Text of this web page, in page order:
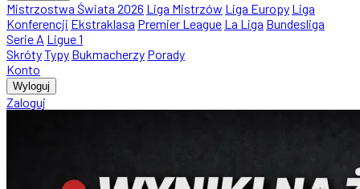
Mistrzostwa Świata 2026 Liga Mistrzów Liga Europy Liga
Konferencji Ekstraklasa Premier League La Liga Bundesliga
Serie A Ligue 1
SkrótyTypy Bukmacherzy Porady
Konto
Wyloguj
Zaloguj